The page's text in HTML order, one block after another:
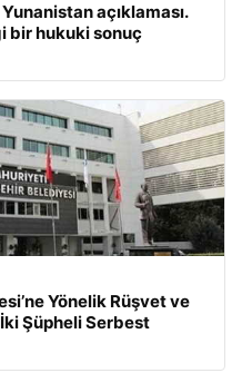
açıklaması.
bir hukuki sonuç
Yönelik Rüşvet ve
Şüpheli Serbest